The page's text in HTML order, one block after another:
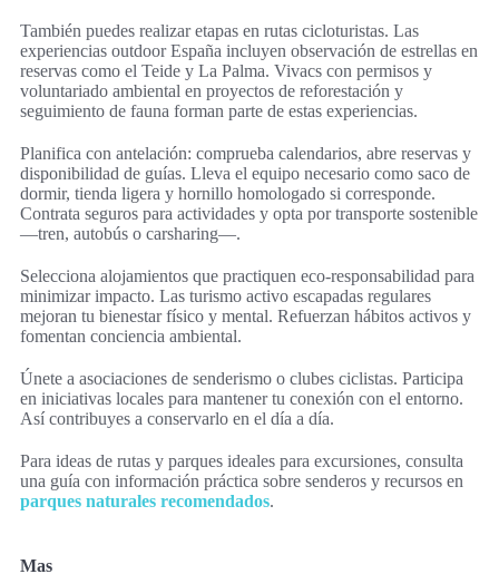
También puedes realizar etapas en rutas cicloturistas. Las
experiencias outdoor España incluyen observación de estrellas en
reservas como el Teide y La Palma. Vivacs con permisos y
voluntariado ambiental en proyectos de reforestación y
seguimiento de fauna forman parte de estas experiencias.
Planifica con antelación: comprueba calendarios, abre reservas y
disponibilidad de guías. Lleva el equipo necesario como saco de
dormir, tienda ligera y hornillo homologado si corresponde.
Contrata seguros para actividades y opta por transporte sostenible
—tren, autobús o carsharing—.
Selecciona alojamientos que practiquen eco-responsabilidad para
minimizar impacto. Las turismo activo escapadas regulares
mejoran tu bienestar físico y mental. Refuerzan hábitos activos y
fomentan conciencia ambiental.
Únete a asociaciones de senderismo o clubes ciclistas. Participa
en iniciativas locales para mantener tu conexión con el entorno.
Así contribuyes a conservarlo en el día a día.
Para ideas de rutas y parques ideales para excursiones, consulta
una guía con información práctica sobre senderos y recursos en
parques naturales recomendados.
Mas